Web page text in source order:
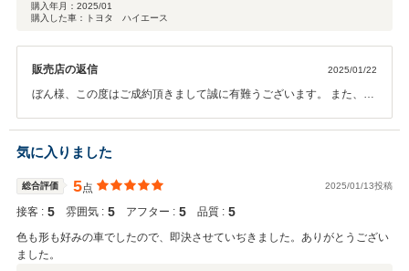
購入年月： 2025/01
購入した車：トヨタ ハイエース
販売店の返信 2025/01/22
ぼん様、この度はご成約頂きまして誠に有難うございます。 また、高
ご満足頂ける様、スタッフ一同精進していきたいと存じます。末長い
お付き合いを頂ければ幸いです。 この度は誠に有難うございました。
カーバンクライトスタッフ一同
気に入りました
総合評価 5点 2025/01/13投稿
接客 : 5 雰囲気 : 5 アフター : 5 品質 : 5
色も形も好みの車でしたので、即決させていぢきました。ありがとうござい
ました。